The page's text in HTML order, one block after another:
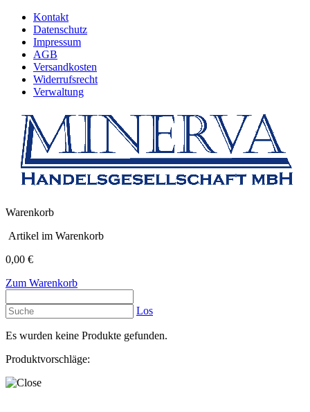
Kontakt
Datenschutz
Impressum
AGB
Versandkosten
Widerrufsrecht
Verwaltung
Warenkorb
Artikel im Warenkorb
0,00 €
Zum Warenkorb
Los
Es wurden keine Produkte gefunden.
Produktvorschläge: